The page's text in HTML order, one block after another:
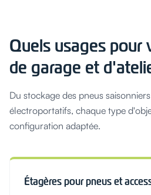
Quels usages pour
de garage et
Du stockage des pneus
électroportatifs, chaque type
configuration adaptée.
Étagères pour pneus et